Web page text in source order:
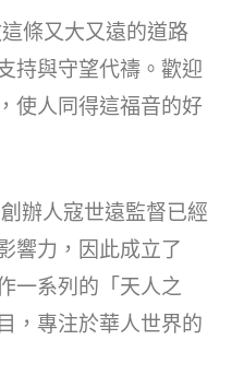
條又大又遠的道路
持與守望代禱。歡迎
使人同得這福音的好
創辦人寇世遠監督已經
響力，因此成立了
一系列的「天人之
，專注於華人世界的